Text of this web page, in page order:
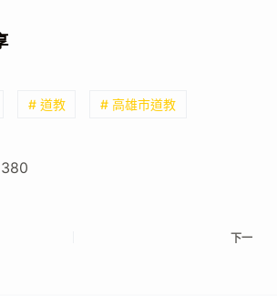
# 道教 # 高雄市道教
380
下一